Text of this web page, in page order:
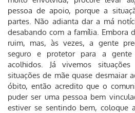
pessoa de apoio, porque a
partes. Não adianta dar a má
desabando com a família. Embora
ruim, mas, às vezes, a gente
seguro e protetor para a gente
acolhidos. Já vivemos
situações de mãe quase desmaiar
óbito, então acredito que o
puder ser uma pessoa bem
estiver se sentindo bem, coloque